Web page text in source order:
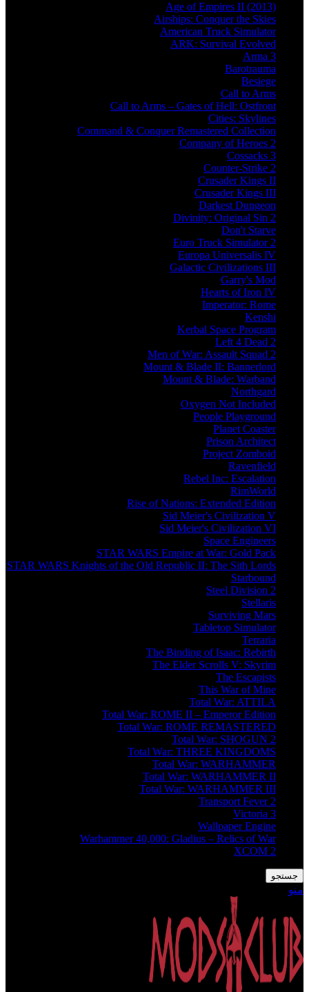
Age of Empires II (2013)
Airships: Conquer the Skies
American Truck Simulator
ARK: Survival Evolved
Arma 3
Barotrauma
Besiege
Call to Arms
Call to Arms – Gates of Hell: Ostfront
Cities: Skylines
Command & Conquer Remastered Collection
Company of Heroes 2
Cossacks 3
Counter-Strike 2
Crusader Kings II
Crusader Kings III
Darkest Dungeon
Divinity: Original Sin 2
Don't Starve
Euro Truck Simulator 2
Europa Universalis IV
Galactic Civilizations III
Garry's Mod
Hearts of Iron IV
Imperator: Rome
Kenshi
Kerbal Space Program
Left 4 Dead 2
Men of War: Assault Squad 2
Mount & Blade II: Bannerlord
Mount & Blade: Warband
Northgard
Oxygen Not Included
People Playground
Planet Coaster
Prison Architect
Project Zomboid
Ravenfield
Rebel Inc: Escalation
RimWorld
Rise of Nations: Extended Edition
Sid Meier's Civilization V
Sid Meier's Civilization VI
Space Engineers
STAR WARS Empire at War: Gold Pack
STAR WARS Knights of the Old Republic II: The Sith Lords
Starbound
Steel Division 2
Stellaris
Surviving Mars
Tabletop Simulator
Terraria
The Binding of Isaac: Rebirth
The Elder Scrolls V: Skyrim
The Escapists
This War of Mine
Total War: ATTILA
Total War: ROME II – Emperor Edition
Total War: ROME REMASTERED
Total War: SHOGUN 2
Total War: THREE KINGDOMS
Total War: WARHAMMER
Total War: WARHAMMER II
Total War: WARHAMMER III
Transport Fever 2
Victoria 3
Wallpaper Engine
Warhammer 40,000: Gladius – Relics of War
XCOM 2
جستجو
منو